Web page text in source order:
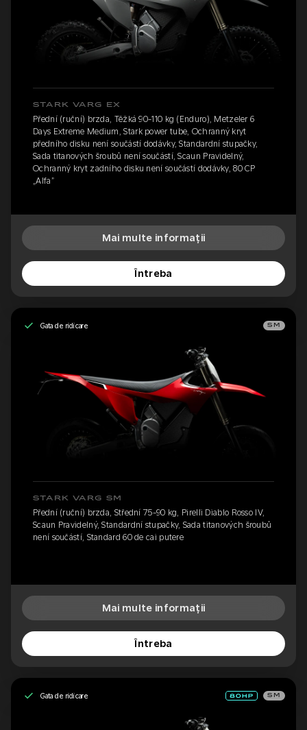
STARK VARG EX
Přední (ruční) brzda, Těžká 90-110 kg (Enduro), Metzeler 6
Days Extreme Medium, Stark power tube, Ochranný kryt
předního disku není součástí dodávky, Standardní stupačky,
Sada titanových šroubů není součástí, Scaun Pravidelný,
Ochranný kryt zadního disku není součástí dodávky, 80 CP
„Alfa”
Mai multe informații
Întreba
Gata de ridicare SM
STARK VARG SM
Přední (ruční) brzda, Střední 75-90 kg, Pirelli Diablo Rosso IV,
Scaun Pravidelný, Standardní stupačky, Sada titanových šroubů
není součástí, Standard 60 de cai putere
Mai multe informații
Întreba
Gata de ridicare SM